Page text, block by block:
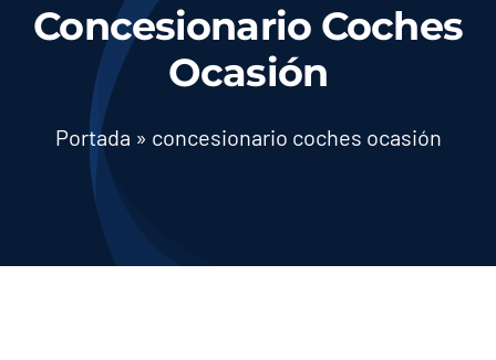
Servicios
Noticias
Contacto
Concesionario Coches
Ocasión
Portada » concesionario coches ocasión